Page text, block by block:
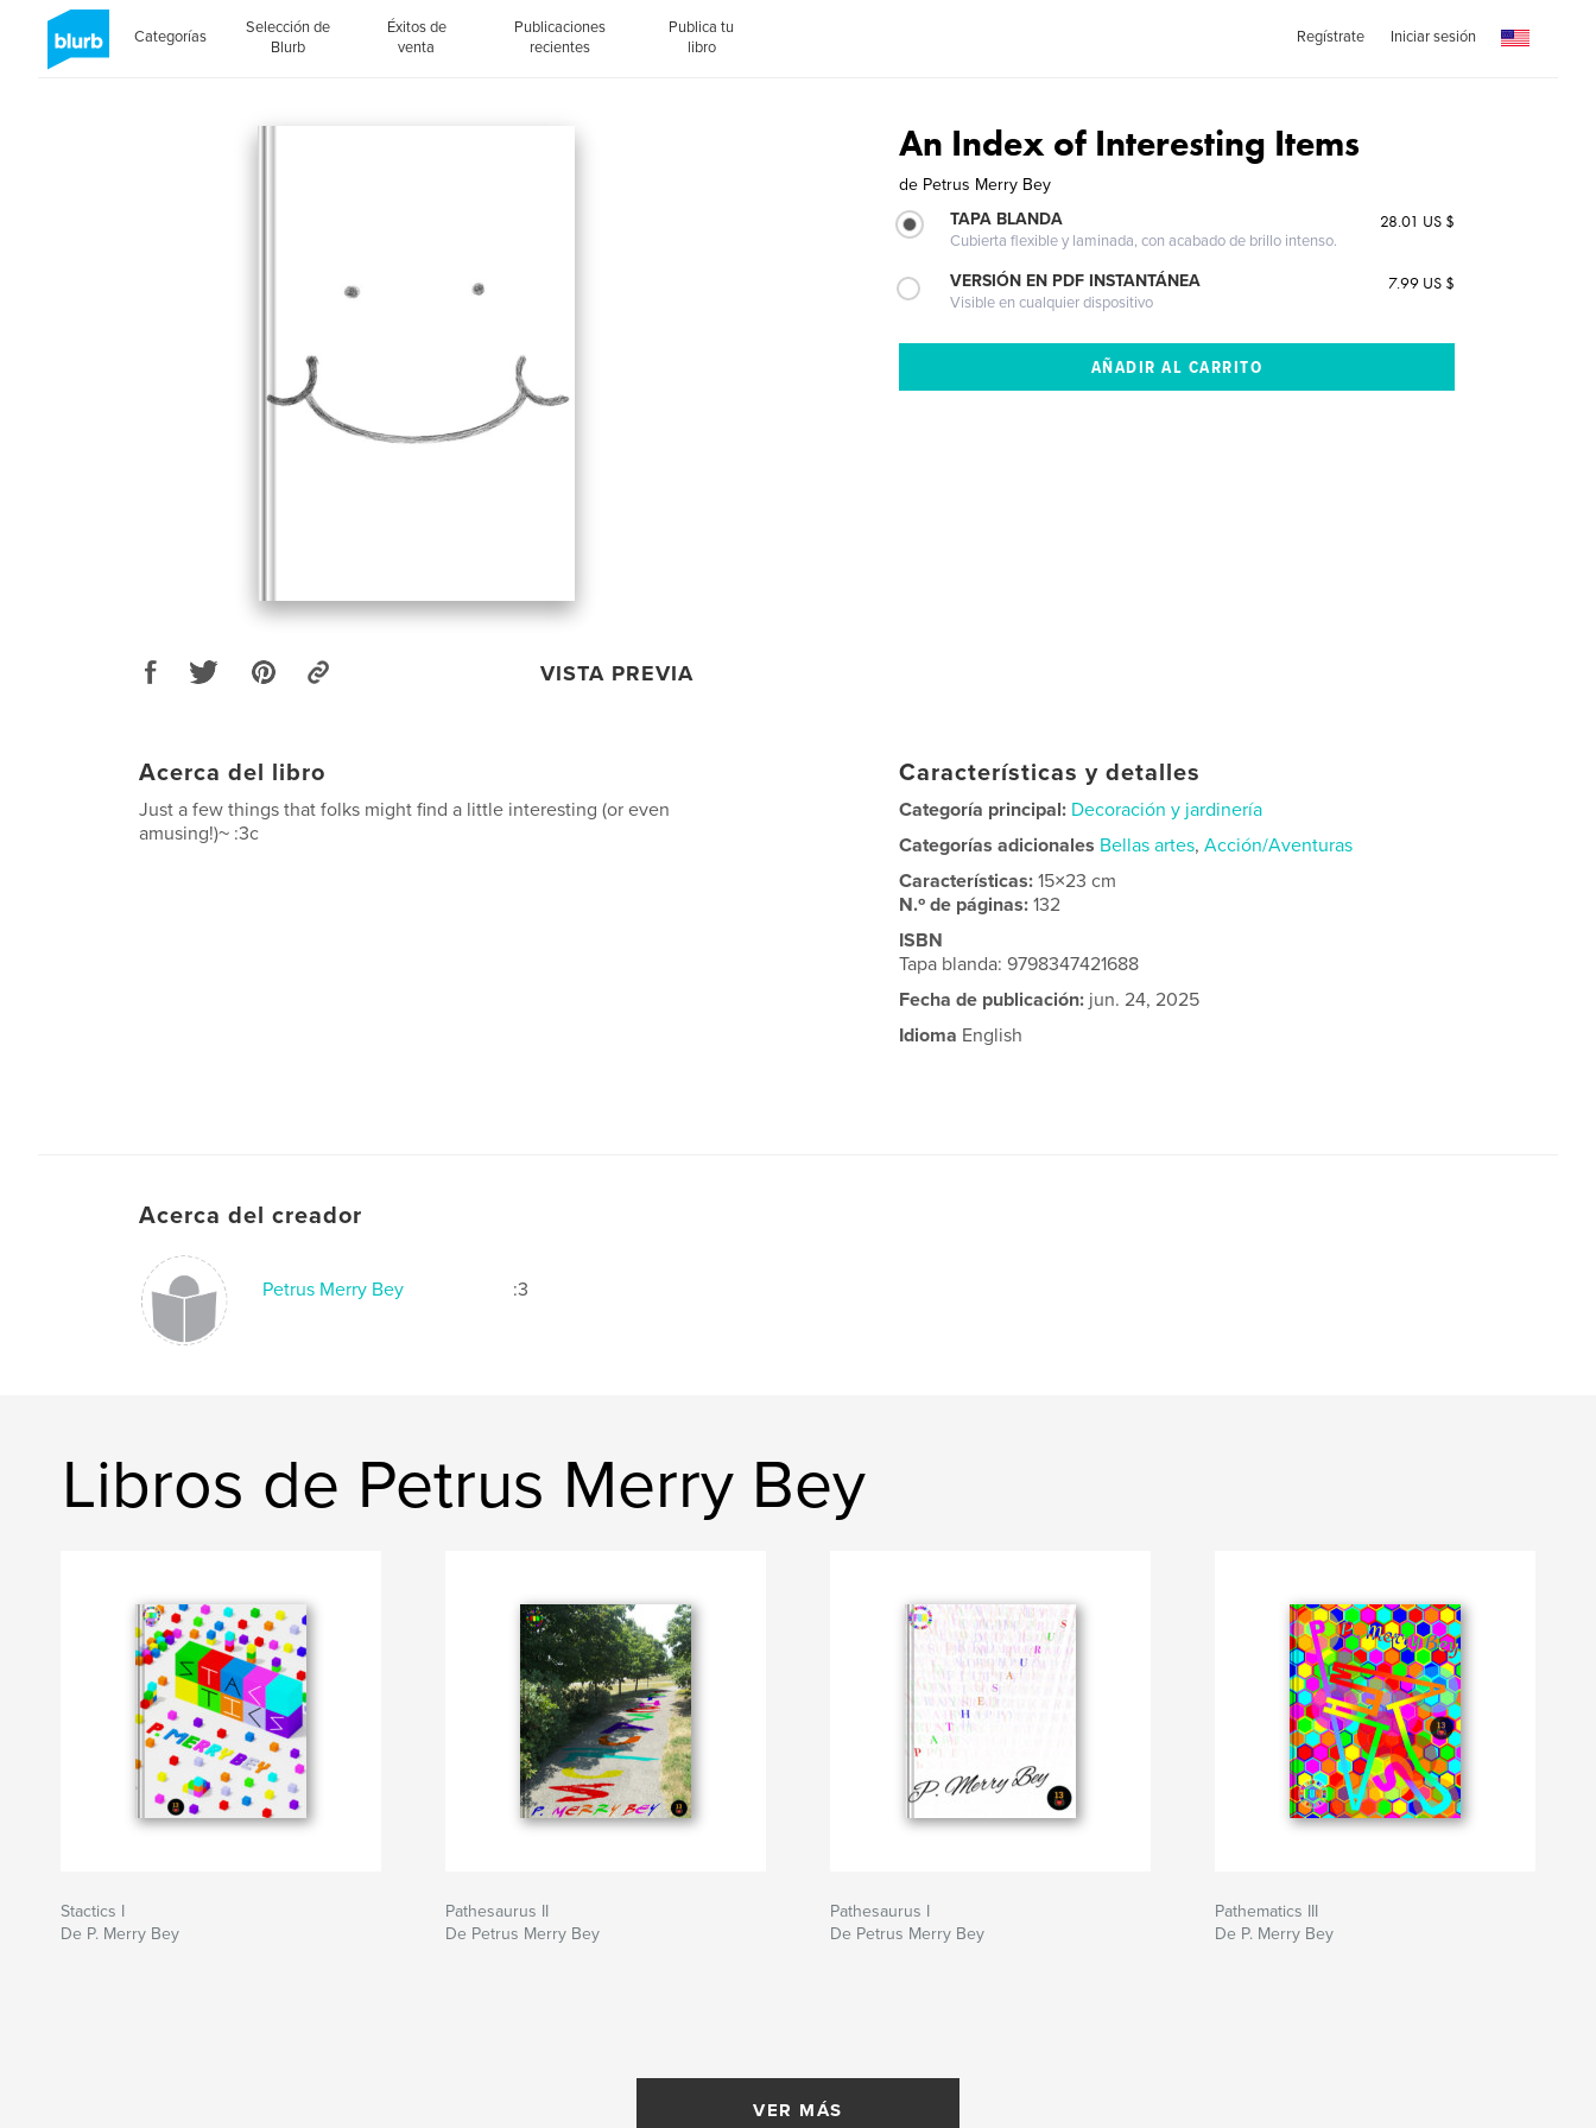
Categorías
Selección de
Blurb
Éxitos de
venta
Publicaciones
recientes
Publica tu
libro
Regístrate Iniciar sesión
VISTA PREVIA
An Index of Interesting Items
de Petrus Merry Bey
TAPA BLANDA
Cubierta flexible y laminada, con acabado de brillo intenso.
28.01 US $
VERSIÓN EN PDF INSTANTÁNEA
Visible en cualquier dispositivo
7.99 US $
Acerca del libro
Just a few things that folks might find a little interesting (or even
amusing!)~ :3c
Características y detalles
Categoría principal: Decoración y jardinería
Categorías adicionales Bellas artes,Acción/Aventuras
Características:15×23 cm
N.º de páginas:132
ISBN
Tapa blanda: 9798347421688
Fecha de publicación: jun. 24, 2025
Idioma English
Acerca del creador
Petrus Merry Bey :3
Libros de Petrus Merry Bey
Stactics I
De P. Merry Bey
Pathesaurus II
De Petrus Merry Bey
Pathesaurus I
De Petrus Merry Bey
Pathematics III
De P. Merry Bey
VER MÁS